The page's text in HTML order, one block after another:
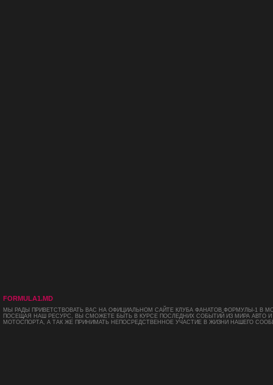
FORMULA1.MD
МЫ РАДЫ ПРИВЕТСТВОВАТЬ ВАС НА ОФИЦИАЛЬНОМ САЙТЕ КЛУБА ФАНАТОВ ФОРМУЛЫ-1 В
ПОСЕЩАЯ НАШ РЕСУРС, ВЫ СМОЖЕТЕ БЫТЬ В КУРСЕ ПОСЛЕДНИХ СОБЫТИЙ ИЗ МИРА АВТО И
МОТОСПОРТА, А ТАК ЖЕ ПРИНИМАТЬ НЕПОСРЕДСТВЕННОЕ УЧАСТИЕ В ЖИЗНИ НАШЕГО